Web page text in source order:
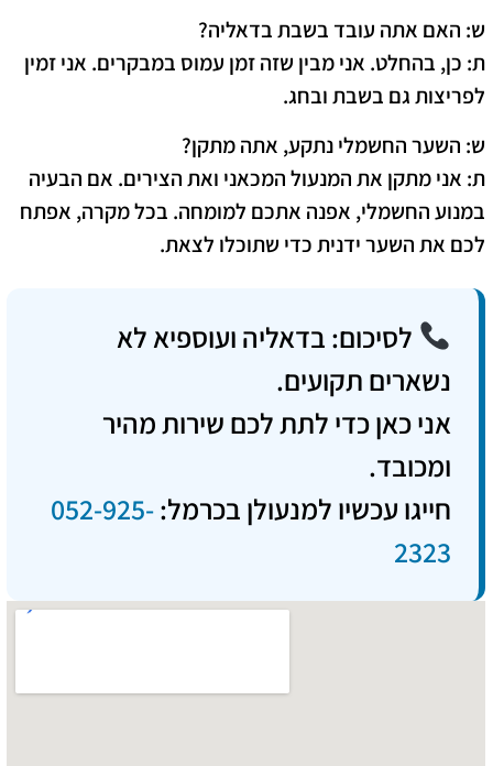
ש: האם אתה עובד בשבת בדאליה?
ת: כן, בהחלט. אני מבין שזה זמן עמוס במבקרים. אני זמין
לפריצות גם בשבת ובחג.
ש: השער החשמלי נתקע, אתה מתקן?
ת: אני מתקן את המנעול המכאני ואת הצירים. אם הבעיה
במנוע החשמלי, אפנה אתכם למומחה. בכל מקרה, אפתח
לכם את השער ידנית כדי שתוכלו לצאת.
לסיכום: בדאליה ועוספיא לא
נשארים תקועים.
אני כאן כדי לתת לכם שירות מהיר
ומכובד.
חייגו עכשיו למנעולן בכרמל:052-925-
2323